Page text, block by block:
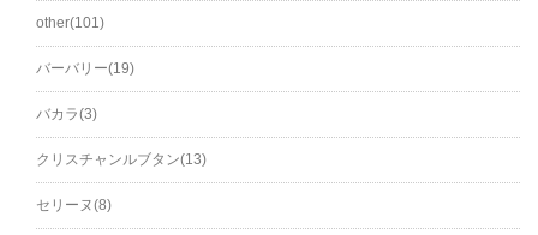
other(101)
バーバリー(19)
バカラ(3)
クリスチャンルブタン(13)
セリーヌ(8)